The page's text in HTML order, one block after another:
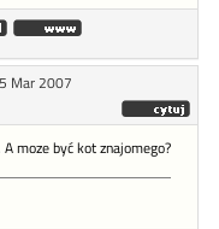
Mar 2007
moze być kot znajomego?